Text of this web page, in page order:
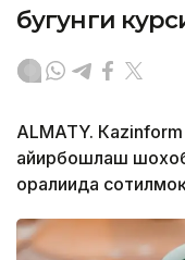
бугунги
ALMATY.
айирбошлаш
оралиғида